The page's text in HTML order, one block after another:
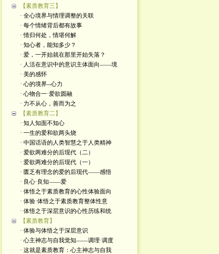
【素质教育三】
· 全心境界与情理调整的关联
· 每个情绪背后都有故事
· 情归何处，情堪何解
· 知心者，能知多少？
· 爱，一开始就在那里开始失落？
· 人活在意识中的意识主体面向——境
· 美的感怀
· 心的境界--心力
· 心物合一·爱欲圆融
· 力不从心，善而为之
【素质教育二】
· 知人知面不知心
· 一生的爱和欲两头烧
· 中国话语的人类智慧之于人类精神
· 爱欲两难分的后现代（二）
· 爱欲两难分的后现代（一）
· 匮乏有理念的爱的后现代——感悟
· 良心·良知——爱
· 体悟之于素质教育的心性体验面向
· 体验·体悟之于素质教育整体性意
· 体悟之于深层意识的心性历练和统
【素质教育】
· 体验与体悟之于深层意识
· 心主神志与自我觉知——调理·调度
· 这就是素质教育：心主神志与自我